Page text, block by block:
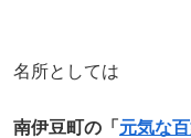
名所としては
南伊豆町の「 元気な